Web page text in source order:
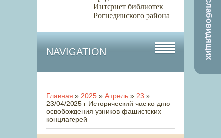
Интернет библиотек
Рогнединского района
NAVIGATION
Главная » 2025 » Апрель » 23 »
23/04/2025 г Исторический час ко дню
освобождения узников фашистских
концлагерей